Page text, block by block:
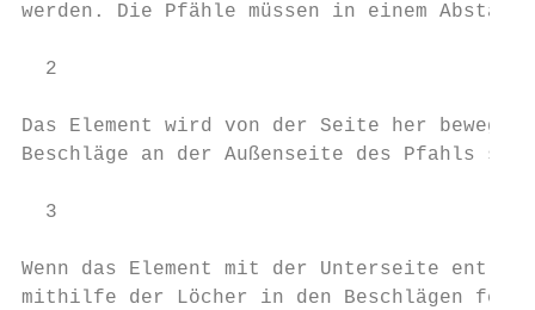
werden. Die Pfähle müssen in einem
  2
Das Element wird von der Seite her
Beschläge an der Außenseite des Pfahls
  3
Wenn das Element mit der Unterseite
mithilfe der Löcher in den Beschlägen